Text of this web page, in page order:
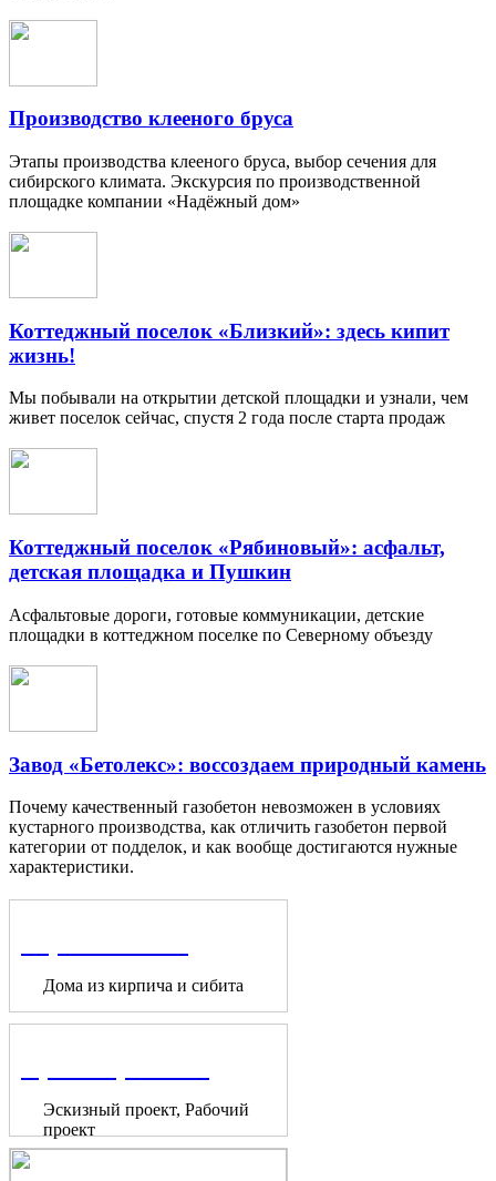
Производство клееного бруса
Этапы производства клееного бруса, выбор сечения для
сибирского климата. Экскурсия по производственной
площадке компании «Надёжный дом»
Коттеджный поселок «Близкий»: здесь кипит
жизнь!
Мы побывали на открытии детской площадки и узнали, чем
живет поселок сейчас, спустя 2 года после старта продаж
Коттеджный поселок «Рябиновый»: асфальт,
детская площадка и Пушкин
Асфальтовые дороги, готовые коммуникации, детские
площадки в коттеджном поселке по Северному объезду
Завод «Бетолекс»: воссоздаем природный камень
Почему качественный газобетон невозможен в условиях
кустарного производства, как отличить газобетон первой
категории от подделок, и как вообще достигаются нужные
характеристики.
Дома из кирпича и сибита
Эскизный проект, Рабочий
проект